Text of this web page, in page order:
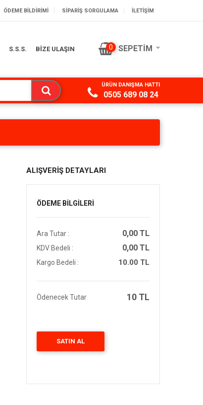
ÖDEME BILDIRIMI SIPARIŞ SORGULAMA İLETİŞİM
S.S.S. BİZE ULAŞIN 0 SEPETIM
ÜRÜN DANIŞMA HATTI
0505 689 08 24
ALIŞVERİŞ DETAYLARI
ÖDEME BİLGİLERİ
Ara Tutar : 0,00 TL
KDV Bedeli : 0,00 TL
Kargo Bedeli : 10.00 TL
Ödenecek Tutar 10 TL
SATIN AL